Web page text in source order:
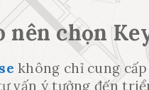
nên chọn
không chỉ cung
vấn ý tưởng đến